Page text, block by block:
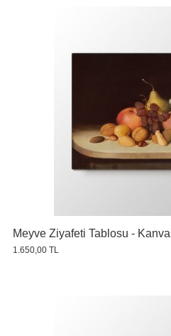
Meyve Ziyafeti Tablosu -
1.650,00 TL